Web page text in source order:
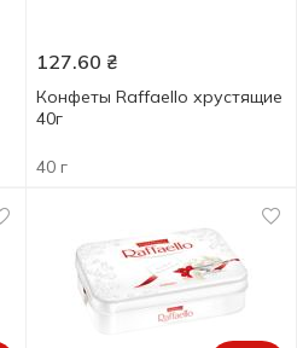
127.60 ₴
Конфеты Raffaello хрустящие
40г
40 г